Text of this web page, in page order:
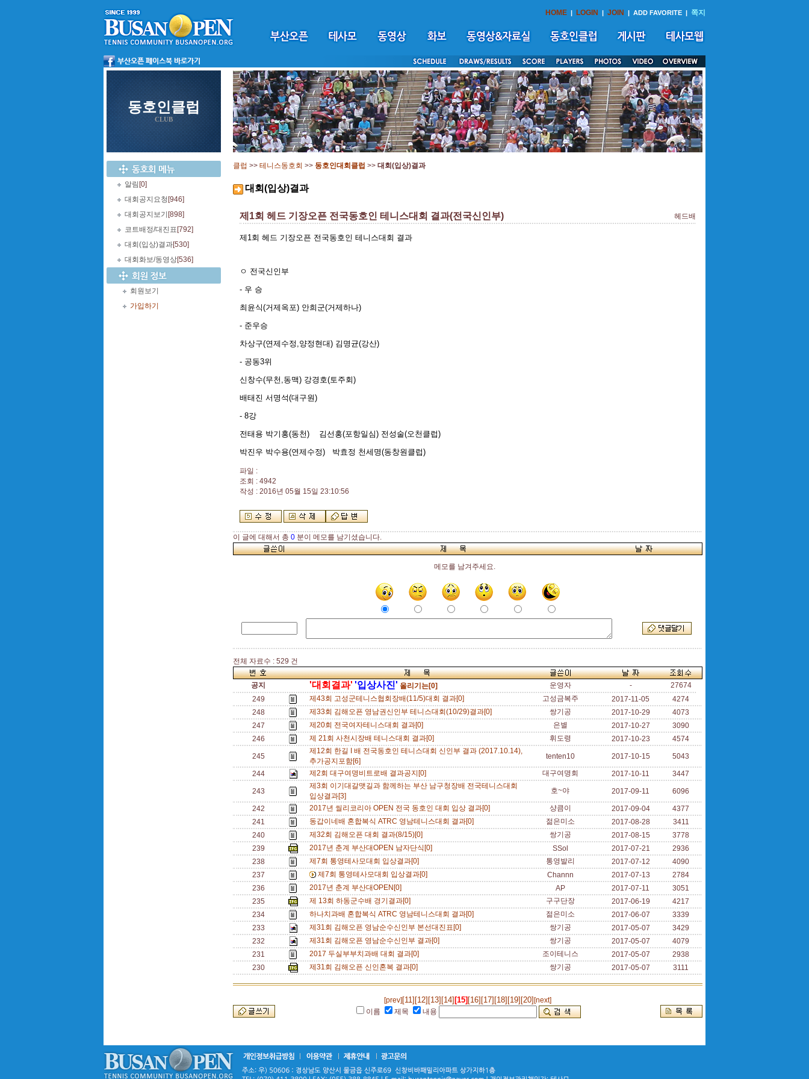
HOME | LOGIN | JOIN | ADD FAVORITE | 쪽지
동호인클럽
CLUB
알림 [0]
대회공지요청 [946]
대회공지보기 [898]
코트배정/대진표 [792]
대회(입상)결과[530]
대회화보/동영상[536]
회원보기
가입하기
클럽 >> 테니스동호회 >> 동호인대회클럽 >> 대회(입상)결과
대회(입상)결과
제1회 헤드 기장오픈 전국동호인 테니스대회 결과(전국신인부) 헤드배
제1회 헤드 기장오픈 전국동호인 테니스대회 결과
ㅇ 전국신인부
- 우 승
최윤식(거제옥포) 안희군(거제하나)
- 준우승
차상구(연제수정,양정현대) 김명균(강산)
- 공동3위
신창수(무천,동맥) 강경호(토주회)
배태진 서명석(대구원)
- 8강
전태용 박기홍(동천) 김선홍(포항일심) 전성술(오천클럽)
박진우 박수용(연제수정) 박효정 천세명(동창원클럽)
파일 :
조회 : 4942
작성 : 2016년 05월 15일 23:10:56
이 글에 대해서 총 0 분이 메모를 남기셨습니다.
메모를 남겨주세요.
전체 자료수 : 529 건
공지 '대회결과' '입상사진' 올리기는[0] 운영자 -
27674
249
제43회 고성군테니스협회장배(11/5)대회 결과[0] 고성금복주 2017-11-05
4274
248
제33회 김해오픈 영남권신인부 테니스대회(10/29)결과[0] 쌍기공 2017-10-29
4073
247
제20회 전국여자테니스대회 결과[0] 은별 2017-10-27
3090
246
제 21회 사천시장배 테니스대회 결과[0] 휘도령 2017-10-23 4574
245
제12회 한길 I 배 전국동호인 테니스대회 신인부 결과 (2017.10.14),
추가공지포함[6]
tenten10 2017-10-15 5043
244 제2회 대구여명비트로배 결과공지[0] 대구여명회 2017-10-11 3447
243
제3회 이기대갈맷길과 함께하는 부산 남구청장배 전국테니스대회
입상결과[3]
호~야 2017-09-11 6096
242 2017년 씰리코리아 OPEN 전국 동호인 대회 입상 결과[0] 샹큼이 2017-09-04
4377
241
동갑이네배 혼합복식 ATRC 영남테니스대회 결과[0] 젊은미소 2017-08-28
3411
240
제32회 김해오픈 대회 결과(8/15)[0] 쌍기공 2017-08-15
3778
239
2017년 춘계 부산대OPEN 남자단식[0] SSol 2017-07-21
2936
238
제7회 통영테사모대회 입상결과[0] 통영발리 2017-07-12
4090
237
제7회 통영테사모대회 입상결과[0] Channn 2017-07-13
2784
236
2017년 춘계 부산대OPEN[0] AP 2017-07-11
3051
235
제 13회 하동군수배 경기결과[0] 구구단장 2017-06-19
4217
234
하나치과배 혼합복식 ATRC 영남테니스대회 결과[0] 젊은미소 2017-06-07
3339
233
제31회 김해오픈 영남순수신인부 본선대진표[0] 쌍기공 2017-05-07
3429
232
제31회 김해오픈 영남순수신인부 결과[0] 쌍기공 2017-05-07
4079
231
2017 두실부부치과배 대회 결과[0] 조이테니스 2017-05-07
2938
230
제31회 김해오픈 신인혼복 결과[0] 쌍기공 2017-05-07 3111
[prev] [11] [12] [13] [14] [15] [16] [17] [18] [19] [20] [next]
이름
제목 내용